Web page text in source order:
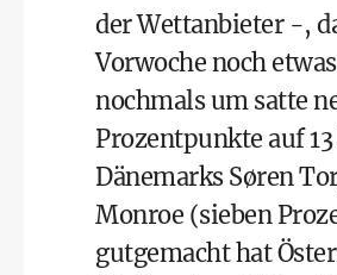
der Wettanbieter -,
Vorwoche noch
nochmals um satte
Prozentpunkte auf
Dänemarks Søren
Monroe (sieben
gutgemacht hat